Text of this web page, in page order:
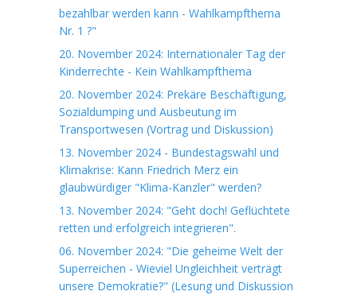
bezahlbar werden kann - Wahlkampfthema
Nr. 1 ?"
20. November 2024: Internationaler Tag der
Kinderrechte - Kein Wahlkampfthema
20. November 2024: Prekäre Beschäftigung,
Sozialdumping und Ausbeutung im
Transportwesen (Vortrag und Diskussion)
13. November 2024 - Bundestagswahl und
Klimakrise: Kann Friedrich Merz ein
glaubwürdiger "Klima-Kanzler" werden?
13. November 2024: "Geht doch! Geflüchtete
retten und erfolgreich integrieren".
06. November 2024: "Die geheime Welt der
Superreichen - Wieviel Ungleichheit verträgt
unsere Demokratie?" (Lesung und Diskussion